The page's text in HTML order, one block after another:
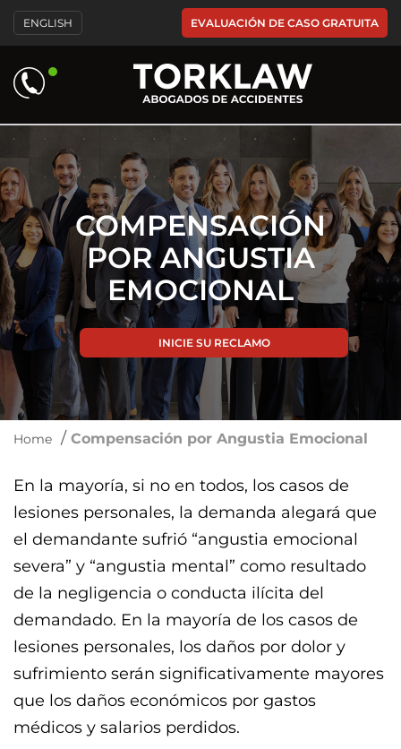
Please
note:
This
includes
an
system.
ENGLISH EVALUACIÓN DE CASO GRATUITA
COMPENSACIÓN
POR ANGUSTIA
EMOCIONAL
INICIE SU RECLAMO
Home / Compensación por Angustia Emocional
En la mayoría, si no en todos, los casos de
lesiones personales, la demanda alegará que
el demandante sufrió “angustia emocional
severa” y “angustia mental” como resultado
de la negligencia o conducta ilícita del
demandado. En la mayoría de los casos de
lesiones personales, los daños por dolor y
sufrimiento serán significativamente mayores
que los daños económicos por gastos
médicos y salarios perdidos.